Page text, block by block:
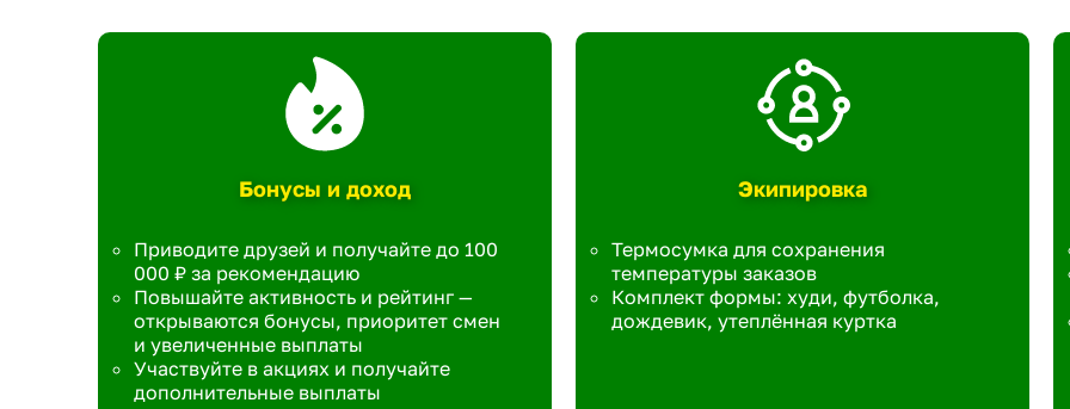
Бонусы и доход
Приводите друзей и получайте до 100
000 ₽ за рекомендацию
Повышайте активность и рейтинг —
открываются бонусы, приоритет смен
и увеличенные выплаты
Участвуйте в акциях и получайте
дополнительные выплаты
Экипировка
Термосумка для сохранения
температуры заказов
Комплект формы: худи, футболка,
дождевик, утеплённая куртка